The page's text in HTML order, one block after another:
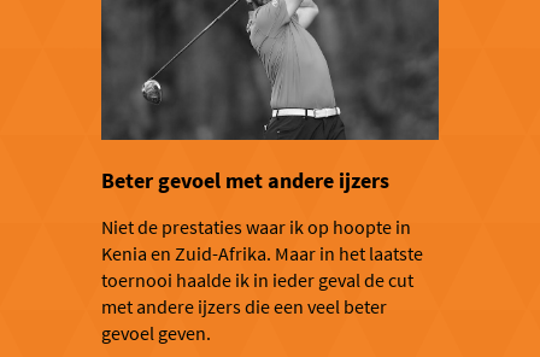
Beter gevoel met andere ijzers
Niet de prestaties waar ik op hoopte in
Kenia en Zuid-Afrika. Maar in het laatste
toernooi haalde ik in ieder geval de cut
met andere ijzers die een veel beter
gevoel geven.